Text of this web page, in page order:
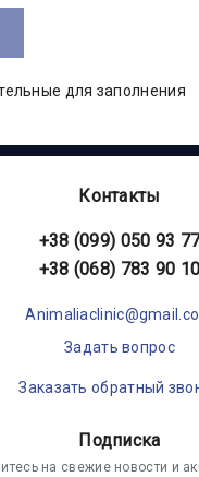
для заполнения
Контакты
+38 (099) 050 93
+38 (068) 783 90 10
Задать вопрос
Заказать обратный
Подписка
на свежие новости и